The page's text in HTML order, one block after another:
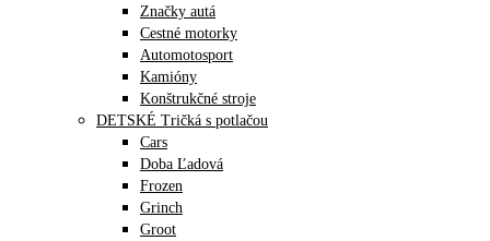
Značky autá
Cestné motorky
Automotosport
Kamióny
Konštrukčné stroje
DETSKÉ Tričká s potlačou
Cars
Doba Ľadová
Frozen
Grinch
Groot